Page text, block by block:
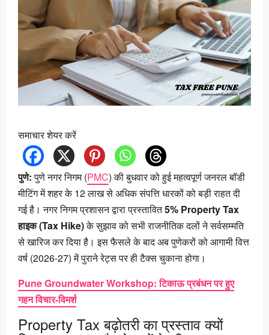
समाचार शेयर करें
पुणे:पुणे नगर निगम (PMC) की बुधवार को हुई महत्वपूर्ण जनरल बॉडी
मीटिंग में शहर के 12 लाख से अधिक संपत्ति धारकों को बड़ी राहत दी
गई है। नगर निगम प्रशासन द्वारा प्रस्तावित5% Property Tax
हाइक (Tax Hike)के सुझाव को सभी राजनीतिक दलों ने सर्वसम्मति
से खारिज कर दिया है। इस फैसले के बाद अब पुणेकरों को आगामी वित्त
वर्ष (2026-27) में पुराने रेट्स पर ही टैक्स चुकाना होगा।
Pune Groundwater Workshop: टिकाऊ प्रबंधन पर हुए
गहन विचार-विमर्श
Property Tax बढ़ोतरी का प्रस्ताव क्यों